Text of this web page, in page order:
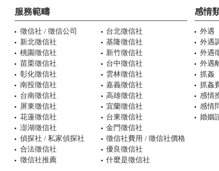
服務範疇
徵信社 / 徵信公司
台北徵信社
新北徵信社
基隆徵信社
桃園徵信社
新竹徵信社
苗栗徵信社
台中徵信社
彰化徵信社
雲林徵信社
南投徵信社
嘉義徵信社
台南徵信社
高雄徵信社
屏東徵信社
宜蘭徵信社
花蓮徵信社
台東徵信社
澎湖徵信社
金門徵信社
偵探社 / 私家偵探社
徵信社費用 / 徵信社價格
合法徵信社
優良徵信社
徵信社推薦
什麼是徵信社
感情
外遇
外遇
外遇
外遇
抓姦
抓姦
感情
感情
婚姻